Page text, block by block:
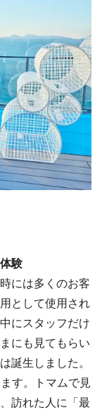
験
には多くのお客
として使用され
にスタッフだけ
にも見てもらい
誕生しました。
す。トマムで見
訪れた人に「最